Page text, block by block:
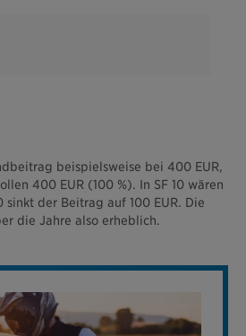
beispielsweise bei 400 EUR,
400 EUR (100 %). In SF 10 wären
sinkt der Beitrag auf 100 EUR. Die
die Jahre also erheblich.